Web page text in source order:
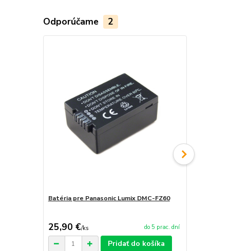
Odporúčame 2
Batéria pre Panasonic Lumix DMC-FZ60
25,90 €/ks do 5 prac. dní
Pridať do košíka